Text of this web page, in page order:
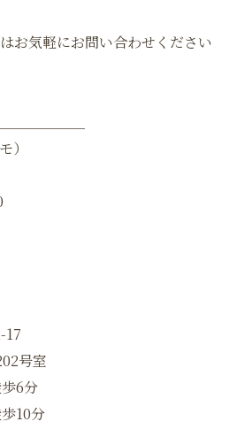
お気軽にお問い合わせください
）
17
号室
6分
10分